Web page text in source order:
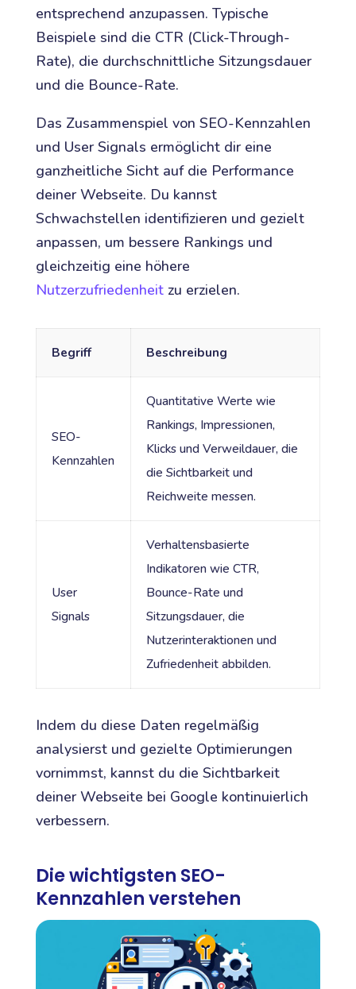
entsprechend anzupassen. Typische
Beispiele sind die CTR (Click-Through-
Rate), die durchschnittliche Sitzungsdauer
und die Bounce-Rate.
Das Zusammenspiel von SEO-Kennzahlen
und User Signals ermöglicht dir eine
ganzheitliche Sicht auf die Performance
deiner Webseite. Du kannst
Schwachstellen identifizieren und gezielt
anpassen, um bessere Rankings und
gleichzeitig eine höhere
Nutzerzufriedenheitzu erzielen.
Begriff Beschreibung
SEO-
Kennzahlen
Quantitative Werte wie
Rankings, Impressionen,
Klicks und Verweildauer, die
die Sichtbarkeit und
Reichweite messen.
User
Signals
Verhaltensbasierte
Indikatoren wie CTR,
Bounce-Rate und
Sitzungsdauer, die
Nutzerinteraktionen und
Zufriedenheit abbilden.
Indem du diese Daten regelmäßig
analysierst und gezielte Optimierungen
vornimmst, kannst du die Sichtbarkeit
deiner Webseite bei Google kontinuierlich
verbessern.
Die wichtigsten SEO-
Kennzahlen verstehen